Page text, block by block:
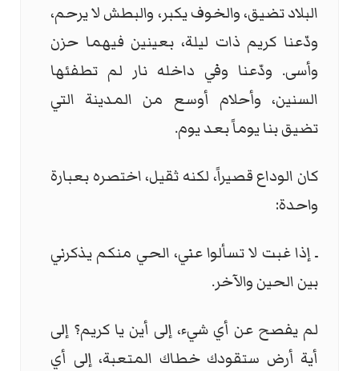
البلاد تضيق، والخوف يكبر، والبطش لا يرحم،
ودّعنا كريم ذات ليلة، بعينين فيهما حزن
وأسى. ودّعنا وفي داخله نار لم تطفئها
السنين، وأحلام أوسع من المدينة التي
تضيق بنا يوماً بعد يوم.
كان الوداع قصيراً، لكنه ثقيل، اختصره بعبارة
واحدة:
ـ إذا غبت لا تسألوا عني، الحي منكم يذكرني
بين الحين والآخر.
لم يفصح عن أي شيء، إلى أين يا كريم؟ إلى
أية أرض ستقودك خطاك المتعبة، إلى أي